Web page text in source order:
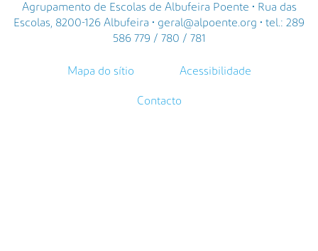
Agrupamento de Escolas de Albufeira Poente • Rua das
Escolas, 8200-126 Albufeira • geral@alpoente.org • tel.: 289
586 779 / 780 / 781
Mapa do sítio Acessibilidade
Contacto